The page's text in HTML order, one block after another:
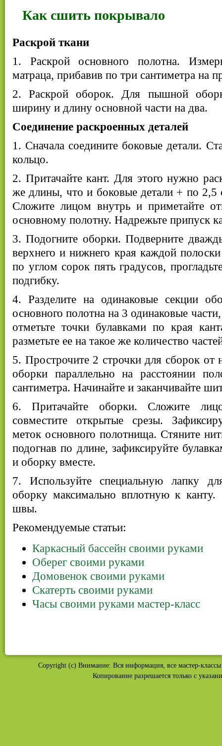
Как сшить покрывало
Раскрой ткани
1. Раскрой основного полотна.
матраца, прибавив по три сантиметра на
2. Раскрой оборок. Для пышной
ширину и длину основной части на два.
Соединение раскроенных деталей
1. Сначала соедините боковые детали.
кольцо.
2. Притачайте кант. Для этого нужно
же длины, что и боковые детали + по
Сложите лицом внутрь и приметайте
основному полотну. Надрежьте припуск
3. Подогните оборки. Подверните
верхнего и нижнего края каждой
по углом сорок пять градусов,
подгибку.
4. Разделите на одинаковые секции
основного полотна на 3 одинаковые
отметьте точки булавками по края
разметьте ее на такое же количество
5. Прострочите 2 строчки для сборок от
оборки параллельно на расстоянии
сантиметра. Начинайте и заканчивайте
6. Притачайте оборки. Сложите
совместите открытые срезы.
меток основного полотнища. Стяните
подогнав по длине, зафиксируйте
и оборку вместе.
7. Используйте специальную лапку
оборку максимально вплотную к
швы.
Рекомендуемые статьи:
Каркасный бассейн своими руками
Оберег своими руками
Домовенок своими руками
Скатерть своими руками
Часы своими руками мастер-класс
Copyright (c) Внимание: Вся информация, все мастер-
Копирование разрешается только с